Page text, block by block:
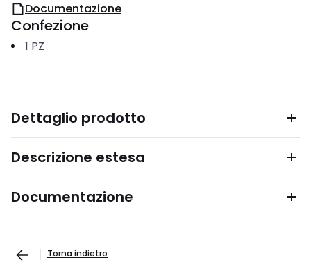
Documentazione
Confezione
1 PZ
Dettaglio prodotto
Descrizione estesa
Documentazione
Torna indietro